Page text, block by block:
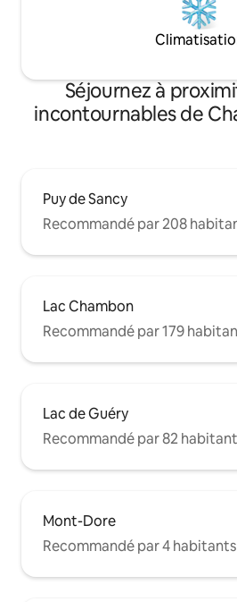
Séjournez à
incontournables de
Puy de Sancy
Recommandé par 208
Lac Chambon
Recommandé par 179
Lac de Guéry
Recommandé par 82
Mont-Dore
Recommandé par 4 habitants